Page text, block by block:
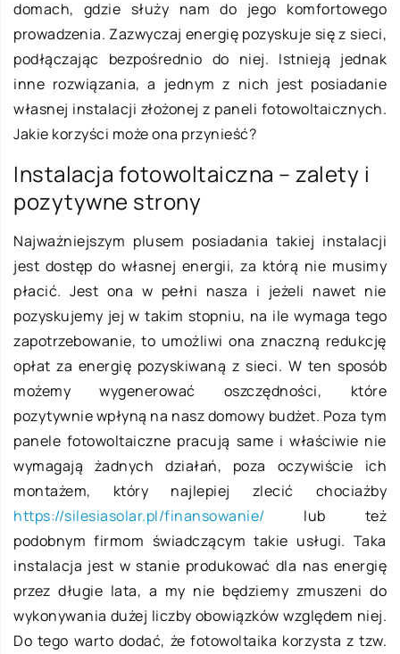
domach, gdzie służy nam do jego komfortowego
prowadzenia. Zazwyczaj energię pozyskuje się z sieci,
podłączając bezpośrednio do niej. Istnieją jednak
inne rozwiązania, a jednym z nich jest posiadanie
własnej instalacji złożonej z paneli fotowoltaicznych.
Jakie korzyści może ona przynieść?
Instalacja fotowoltaiczna – zalety i
pozytywne strony
Najważniejszym plusem posiadania takiej instalacji
jest dostęp do własnej energii, za którą nie musimy
płacić. Jest ona w pełni nasza i jeżeli nawet nie
pozyskujemy jej w takim stopniu, na ile wymaga tego
zapotrzebowanie, to umożliwi ona znaczną redukcję
opłat za energię pozyskiwaną z sieci. W ten sposób
możemy wygenerować oszczędności, które
pozytywnie wpłyną na nasz domowy budżet. Poza tym
panele fotowoltaiczne pracują same i właściwie nie
wymagają żadnych działań, poza oczywiście ich
montażem, który najlepiej zlecić chociażby
https://silesiasolar.pl/finansowanie/ lub też
podobnym firmom świadczącym takie usługi. Taka
instalacja jest w stanie produkować dla nas energię
przez długie lata, a my nie będziemy zmuszeni do
wykonywania dużej liczby obowiązków względem niej.
Do tego warto dodać, że fotowoltaika korzysta z tzw.